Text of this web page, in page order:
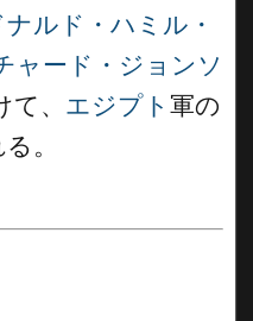
ルド・ハミル・
ャード・ジョンソ
、 エジプト 軍の
。